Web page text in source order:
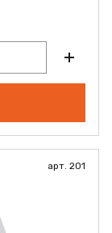
арт. 201